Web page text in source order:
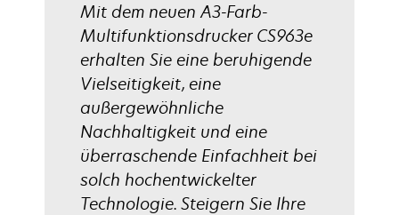
Mit dem neuen A3-Farb-
Multifunktionsdrucker CS963e
erhalten Sie eine beruhigende
Vielseitigkeit, eine
außergewöhnliche
Nachhaltigkeit und eine
überraschende Einfachheit bei
solch hochentwickelter
Technologie. Steigern Sie Ihre